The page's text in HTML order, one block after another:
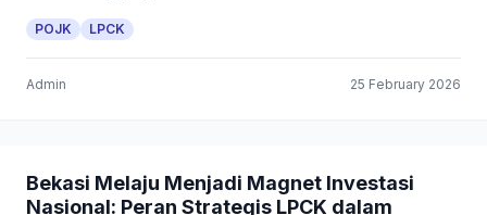
POJK LPCK
Admin 25 February 2026
Bekasi Melaju Menjadi Magnet Investasi
Nasional: Peran Strategis LPCK dalam